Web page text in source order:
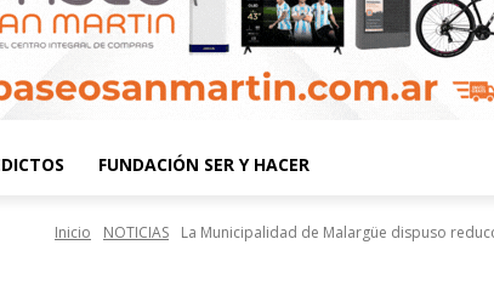
FUNDACIÓN SER Y HACER
Inicio NOTICIAS La Municipalidad de Malargüe dispuso